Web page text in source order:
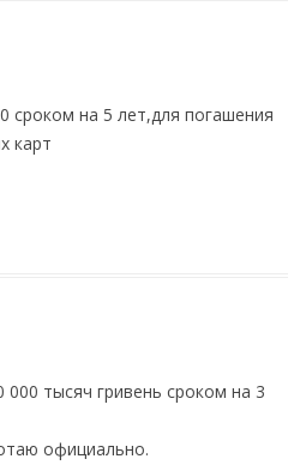
сроком на 5 лет,для погашения
карт
тысяч гривень сроком на 3
официально.